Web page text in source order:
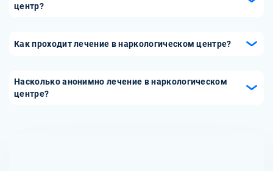
центр?
услуг, включая диагностику и лечение различных видов
кодирование, психологическую поддержку,
реабилитацию и постреабилитационное сопровождение,
Как проходит лечение в наркологическом центре?
детоксикации, которая помогает очистить организм от
токсинов. Затем проводятся терапевтические сессии,
Насколько анонимно лечение в наркологическом
центре?